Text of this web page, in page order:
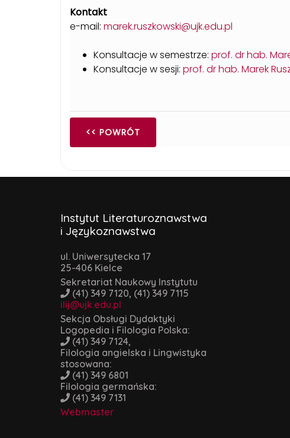
Kontakt
e-mail: marek.ruszkowski@ujk.edu.pl
Konsultacje w semestrze: prof. dr hab.
Konsultacje w sesji: prof. dr hab. Marek
<< POWRÓT
Instytut Literaturoznawstwa
i Językoznawstwa
ul. Uniwersytecka 17
25-406 Kielce
Sekretariat Naukowy Instytutu
(41) 349 7120, (41) 349 7115
ilij@ujk.edu.pl
Sekcja Obsługi Dydaktyki
Logopedia i Filologia Polska:
(41) 349 7124,
Filologia angielska i Lingwistyka
stosowana:
(41) 349 6801
Filologia germańska:
(41) 349 7131
Webmaster